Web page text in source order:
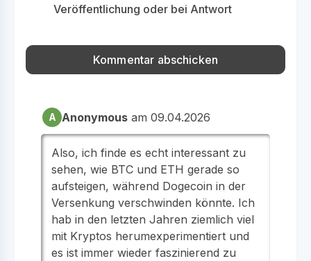
Veröffentlichung oder bei Antwort
A Anonymous am 09.04.2026
Also, ich finde es echt interessant zu
sehen, wie BTC und ETH gerade so
aufsteigen, während Dogecoin in der
Versenkung verschwinden könnte. Ich
hab in den letzten Jahren ziemlich viel
mit Kryptos herumexperimentiert und
es ist immer wieder faszinierend zu